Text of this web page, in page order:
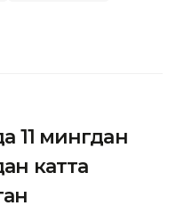
11 мингдан
катта